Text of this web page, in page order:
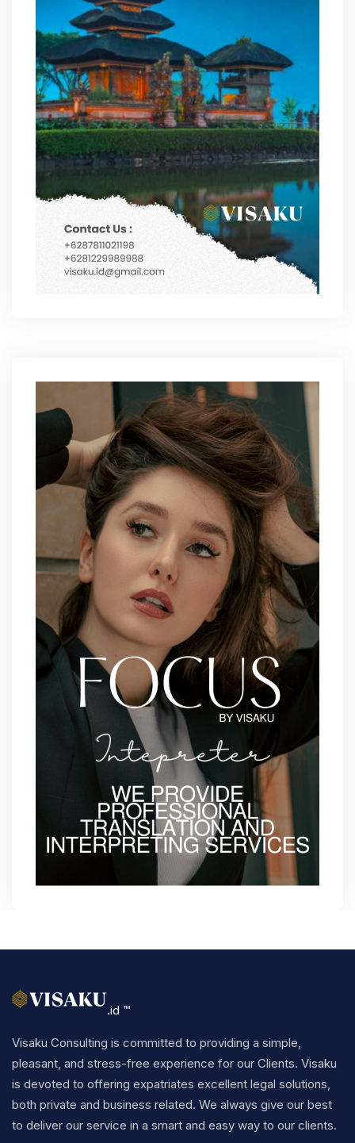
.id ™
Visaku Consulting is committed to providing a simple,
pleasant, and stress-free experience for our Clients. Visaku
is devoted to offering expatriates excellent legal solutions,
both private and business related. We always give our best
to deliver our service in a smart and easy way to our clients.